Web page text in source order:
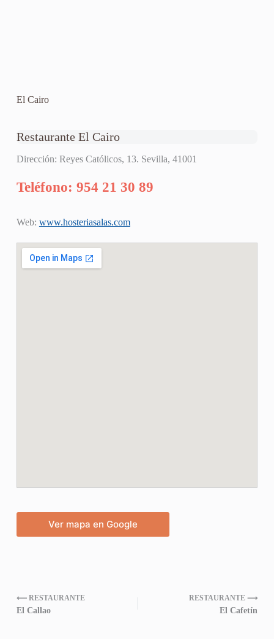
El Cairo
Restaurante El Cairo
Dirección: Reyes Católicos, 13. Sevilla, 41001
Teléfono: 954 21 30 89
Web: www.hosteriasalas.com
Ver mapa en Google
⟵ RESTAURANTE
El Callao
RESTAURANTE ⟶
El Cafetín